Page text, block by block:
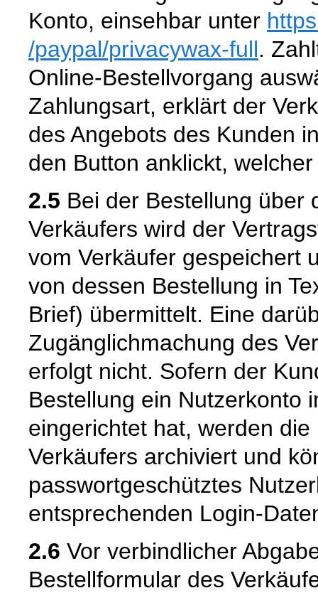
Konto, einsehbar unter
/paypal/privacywax-full.
Online-Bestellvorgang
Zahlungsart, erklärt der
des Angebots des Kunden
den Button anklickt,
2.5 Bei der Bestellung über
Verkäufers wird der
vom Verkäufer gespeichert
von dessen Bestellung in
Brief) übermittelt. Eine
Zugänglichmachung des
erfolgt nicht. Sofern der
Bestellung ein Nutzerkonto
eingerichtet hat, werden
Verkäufers archiviert und
passwortgeschütztes
entsprechenden Login-
2.6 Vor verbindlicher
Bestellformular des